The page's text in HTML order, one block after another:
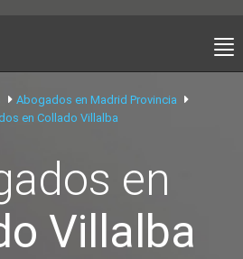
Abogados en Madrid Provincia
en Collado Villalba
en
Villalba